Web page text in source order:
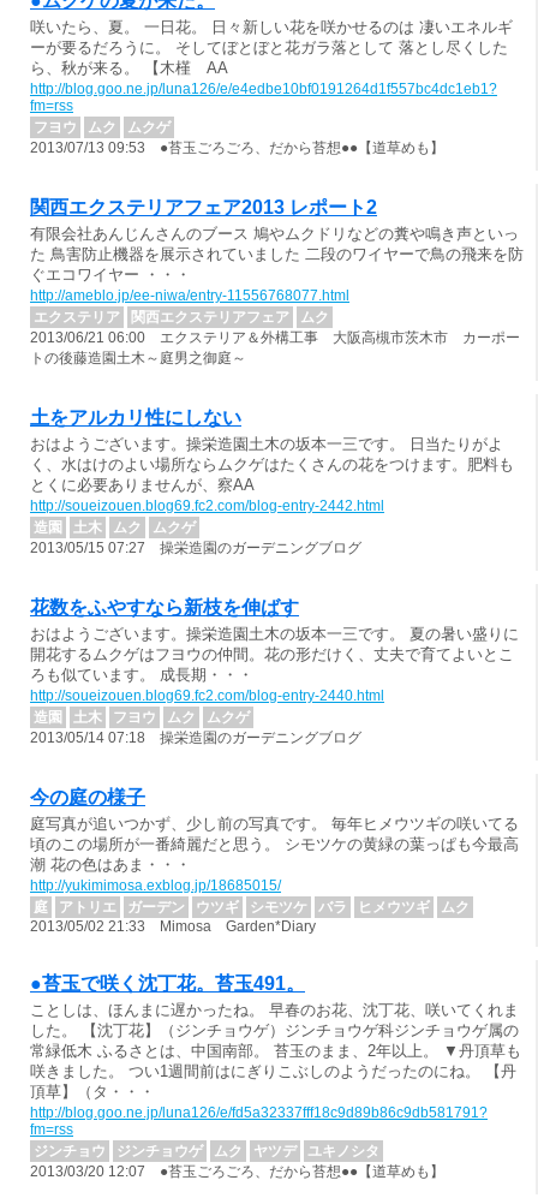
咲いたら、夏。 一日花。 日々新しい花を咲かせるのは 凄いエネルギ
ーが要るだろうに。 そしてぼとぼと花ガラ落として 落とし尽くした
ら、秋が来る。 【木槿 ΑΑ
http://blog.goo.ne.jp/luna126/e/e4edbe10bf0191264d1f557bc4dc1eb1?
fm=rss
フヨウ
ムク
ムクゲ
2013/07/13 09:53 ●苔玉ごろごろ、だから苔想●●【道草めも】
関西エクステリアフェア2013 レポート2
有限会社あんじんさんのブース 鳩やムクドリなどの糞や鳴き声といっ
た 鳥害防止機器を展示されていました 二段のワイヤーで鳥の飛来を防
ぐエコワイヤー ・・・
http://ameblo.jp/ee-niwa/entry-11556768077.html
エクステリア
関西エクステリアフェア
ムク
2013/06/21 06:00 エクステリア＆外構工事 大阪高槻市茨木市 カーポー
トの後藤造園土木～庭男之御庭～
土をアルカリ性にしない
おはようございます。操栄造園土木の坂本一三です。 日当たりがよ
く、水はけのよい場所ならムクゲはたくさんの花をつけます。肥料も
とくに必要ありませんが、察ΑΑ
http://soueizouen.blog69.fc2.com/blog-entry-2442.html
造園
土木 ムク
ムクゲ
2013/05/15 07:27 操栄造園のガーデニングブログ
花数をふやすなら新枝を伸ばす
おはようございます。操栄造園土木の坂本一三です。 夏の暑い盛りに
開花するムクゲはフヨウの仲間。花の形だけく、丈夫で育てよいとこ
ろも似ています。 成長期・・・
http://soueizouen.blog69.fc2.com/blog-entry-2440.html
造園
土木 フヨウ ムク
ムクゲ
2013/05/14 07:18 操栄造園のガーデニングブログ
今の庭の様子
庭写真が追いつかず、少し前の写真です。 毎年ヒメウツギの咲いてる
頃のこの場所が一番綺麗だと思う。 シモツケの黄緑の葉っぱも今最高
潮 花の色はあま・・・
http://yukimimosa.exblog.jp/18685015/
庭
アトリエ ガーデン ウツギ シモツケ バラ ヒメウツギ
ムク
2013/05/02 21:33 Mimosa Garden*Diary
●苔玉で咲く沈丁花。苔玉491。
ことしは、ほんまに遅かったね。 早春のお花、沈丁花、咲いてくれま
した。 【沈丁花】（ジンチョウゲ）ジンチョウゲ科ジンチョウゲ属の
常緑低木 ふるさとは、中国南部。 苔玉のまま、2年以上。 ▼丹頂草も
咲きました。 つい1週間前はにぎりこぶしのようだったのにね。 【丹
頂草】（タ・・・
http://blog.goo.ne.jp/luna126/e/fd5a32337fff18c9d89b86c9db581791?
fm=rss
ジンチョウ
ジンチョウゲ ムク ヤツデ
ユキノシタ
2013/03/20 12:07 ●苔玉ごろごろ、だから苔想●●【道草めも】